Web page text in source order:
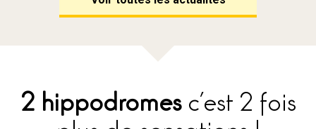
2 hippodromesc’est 2 fois